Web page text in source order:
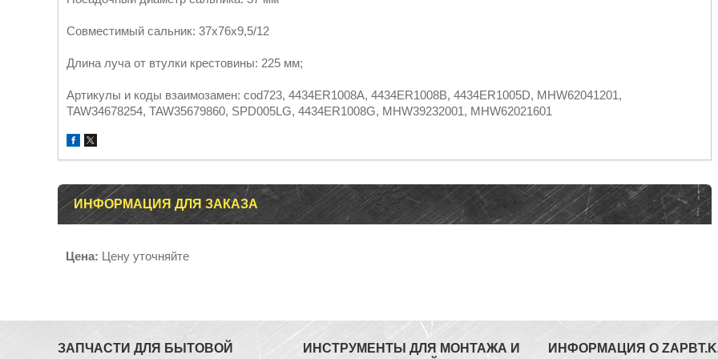
Совместимый сальник: 37х76х9,5/12
Длина луча от втулки крестовины: 225 мм;
Артикулы и коды взаимозамен: cod723, 4434ER1008A, 4434ER1008B, 4434ER1005D, MHW62041201,
TAW34678254, TAW35679860, SPD005LG, 4434ER1008G, MHW39232001, MHW62021601
ИНФОРМАЦИЯ ДЛЯ ЗАКАЗА
Цена: Цену уточняйте
ЗАПЧАСТИ ДЛЯ БЫТОВОЙ
ИНСТРУМЕНТЫ ДЛЯ МОНТАЖА И
ИНФОРМАЦИЯ О